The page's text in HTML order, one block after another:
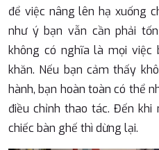
để việc nâng lên hạ xuống
như ý bạn vẫn cần phải
không có nghĩa là mọi việc
khăn. Nếu bạn cảm thấy
hành, bạn hoàn toàn có thể
điều chỉnh thao tác. Đến khi
chiếc bàn ghế thì dừng lại.